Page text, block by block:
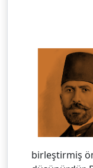
birleştirmiş